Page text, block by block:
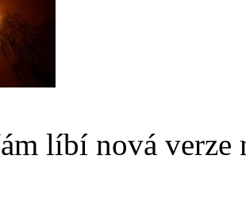
líbí nová verze